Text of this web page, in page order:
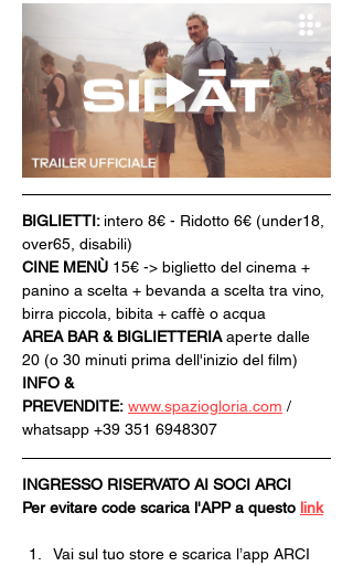
BIGLIETTI: intero 8€ - Ridotto 6€ (under18,
over65, disabili)
CINE MENÙ 15€ -> biglietto del cinema +
panino a scelta + bevanda a scelta tra vino,
birra piccola, bibita + caffè o acqua
AREA BAR & BIGLIETTERIA aperte dalle
20 (o 30 minuti prima dell'inizio del film)
INFO &
PREVENDITE: www.spaziogloria.com /
whatsapp +39 351 6948307
INGRESSO RISERVATO AI SOCI ARCI
Per evitare code scarica l'APP a questo link
Vai sul tuo store e scarica l’app ARCI